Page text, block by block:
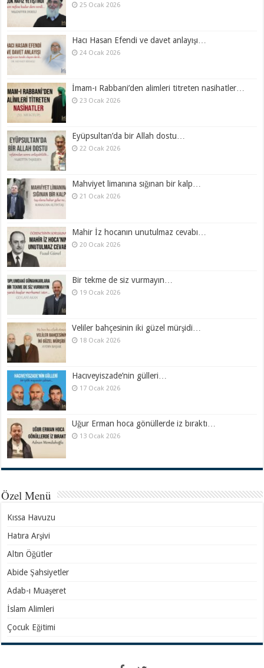
25 Ocak 2026
Hacı Hasan Efendi ve davet anlayışı…
24 Ocak 2026
İmam-ı Rabbani’den alimleri titreten nasihatler…
23 Ocak 2026
Eyüpsultan’da bir Allah dostu…
22 Ocak 2026
Mahviyet limanına sığınan bir kalp…
21 Ocak 2026
Mahir İz hocanın unutulmaz cevabı…
20 Ocak 2026
Bir tekme de siz vurmayın…
19 Ocak 2026
Veliler bahçesinin iki güzel mürşidi…
18 Ocak 2026
Hacıveyiszade’nin gülleri…
17 Ocak 2026
Uğur Erman hoca gönüllerde iz bıraktı…
13 Ocak 2026
Özel Menü
Kıssa Havuzu
Hatıra Arşivi
Altın Öğütler
Abide Şahsiyetler
Adab-ı Muaşeret
İslam Alimleri
Çocuk Eğitimi